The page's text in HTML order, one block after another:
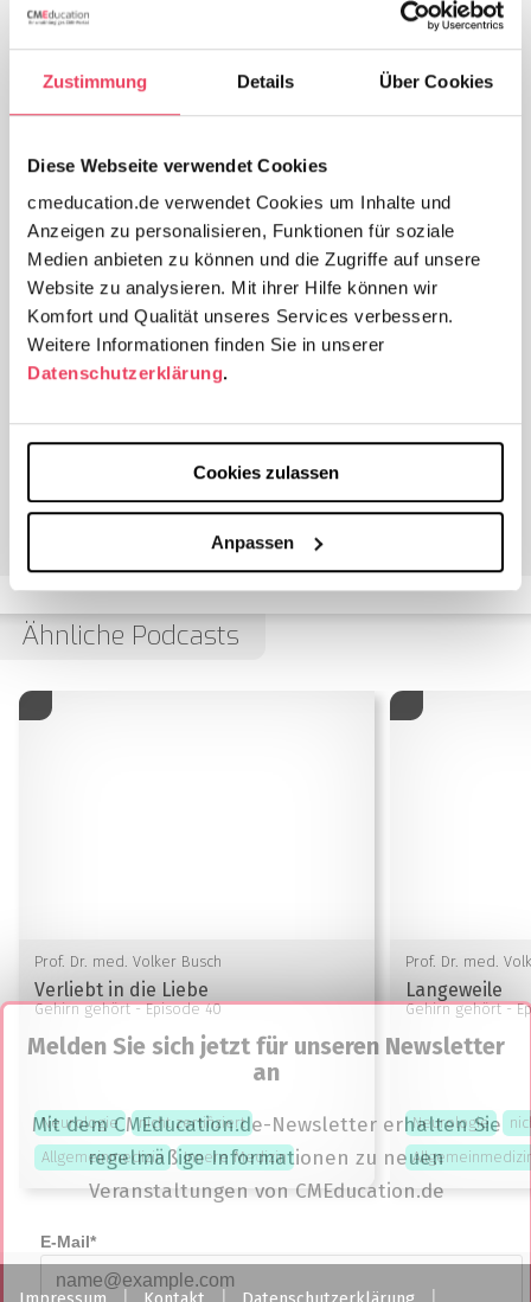
Zustimmung Details Über Cookies
Diese Webseite verwendet Cookies
cmeducation.de verwendet Cookies um Inhalte und
Anzeigen zu personalisieren, Funktionen für soziale
Medien anbieten zu können und die Zugriffe auf unsere
Website zu analysieren. Mit ihrer Hilfe können wir
Komfort und Qualität unseres Services verbessern.
Weitere Informationen finden Sie in unserer
Datenschutzerklärung.
Cookies zulassen
Anpassen
Podcast-Reihe: StEP-Podcast
Geschichte der Substitutionsmedizin in Deutschland.
Wir beleuchten zusammen, welche Meilensteine gelegt
wurden – sowohl aus medizinischer als auch aus
rechtlicher Sicht. Diese Pilotfolge stellt eine
Zusammenfassung der hochinteressanten Artikelreihe
„Geschichte der Opioid-Substitution in Deutschland“
von Dr. Thomas Poehlke dar – diese finden Sie in
Zuhören!
Ähnliche Podcasts
Prof. Dr. med. Volker Busch
Verliebt in die Liebe
Gehirn gehört- Episode 40
Neurologie
nicht zertifiziert
Allgemeinmedizin
Innere Medizin
Prof. Dr. med.
Langeweile
Gehirn gehört-
Neurologie
Melden Sie sich jetzt für unseren Newsletter
an
Mit dem CMEducation.de-Newsletter erhalten Sie
regelmäßige Informationen zu neuen
Veranstaltungen von CMEducation.de
E-Mail*